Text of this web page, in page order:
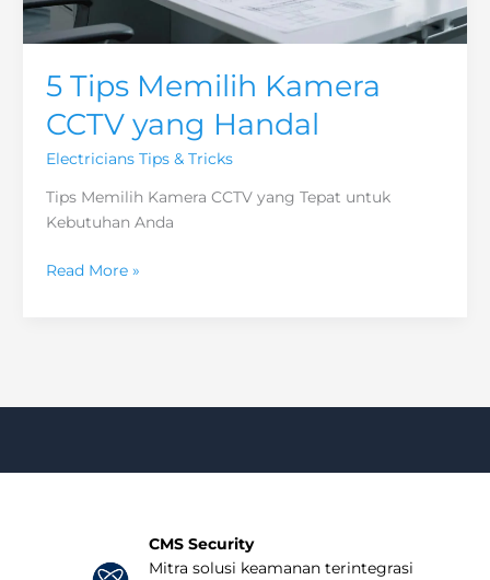
5 Tips Memilih Kamera
CCTV yang Handal
Electricians Tips & Tricks
Tips Memilih Kamera CCTV yang Tepat untuk
Kebutuhan Anda
5
Read More »
CMS Security
Mitra solusi keamanan terintegrasi